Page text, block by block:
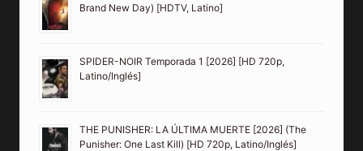
Brand New Day) [HDTV, Latino]
SPIDER-NOIR Temporada 1 [2026] [HD 720p,
Latino/Inglés]
THE PUNISHER: LA ÚLTIMA MUERTE [2026] (The
Punisher: One Last Kill) [HD 720p, Latino/Inglés]